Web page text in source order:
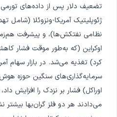
تضعیف دلار پس از داده‌های
ژئوپلیتیک آمریکا-ونزوئلا (شامل
نظامی نفتکش‌ها)، و پیشرفت
اوکراین (که به‌طور موقت فشار
کرد) تغذیه می‌شد. در بازار سهام
سرمایه‌گذاری‌های سنگین حوزه
اوراکل) فشار بر نزدک را افزایش
می‌دادند هر دو فلز گران‌بها بیشتر